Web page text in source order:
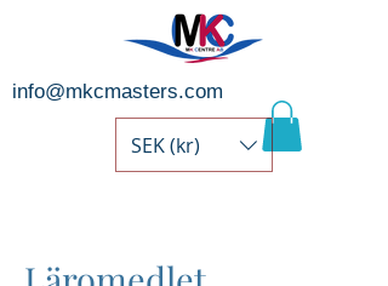
info@mkcmasters.com
SEK (kr)